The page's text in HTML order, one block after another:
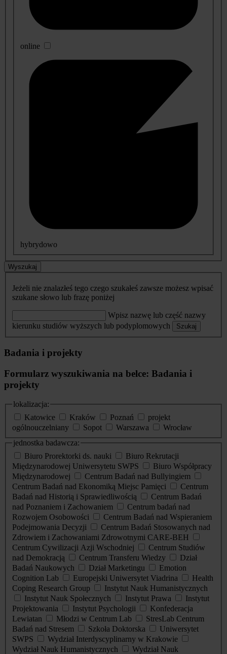
online
hybrydowo
Wyszukaj
Jeżeli nie znalazłeś tego czego szukałeś zawsze możesz wpisać
szukane słowo lub frazę poniżej
Wpisz nazwę lub część nazwy
kierunku studiów wyższych lub podyplomowych
Szukaj
Badania i projekty
Formularz wyszukiwania na belce: Badania i
projekty
lokalizacja:
Katowice
Kraków Poznań
projekt
ogólnouczelniany
Sopot Warszawa
Wrocław
jednostka badawcza:
Biuro Prorektorki ds. nauki
Biuro Rekrutacji
Międzynarodowej Uniwersytetu SWPS
Biuro Współpracy
Międzynarodowej
Centrum Badań nad Bullyingiem
Centrum Badań nad Ekonomiką Miejsc Pamięci
Centrum
Badań nad Historią i Sprawiedliwością
Centrum Badań
nad Poznaniem i Zachowaniem
Centrum badań nad
Rozwojem Osobowości
Centrum Badań nad Wspieraniem
Podejmowania Decyzji
Centrum Badań Stosowanych nad
Zdrowiem i Zachowaniami Zdrowotnymi CARE-BEH
Centrum Cywilizacji Azji Wschodniej
Centrum Studiów
nad Demokracją
Centrum Transferu Wiedzy
Dział
Badań Naukowych
Dział Marketingu
Emotion
Cognition Lab
Europejski Uniwersytet Viadrina
Health
Coping Research Group
Instytut Nauk Humanistycznych
Instytut Nauk Społecznych
Instytut Prawa
Instytut
Projektowania
Instytut Psychologii
Konfederacja
Lewiatan
Młodzi w Centrum Lab
StresLab Centrum
Badań nad Stresem
Szkoła Doktorska
Uniwersytet
SWPS
Wydział Interdyscyplinarny w Krakowie
Wydział Nauk Humanistycznych
Wydział Nauk